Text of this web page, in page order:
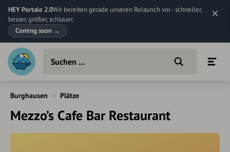
HEY Portale 2.0Wir bereiten gerade unseren Relaunch vor - schneller,
besser, größer, schlauer.
Coming soon →
Burghausen Plätze
Mezzo’s Cafe Bar Restaurant